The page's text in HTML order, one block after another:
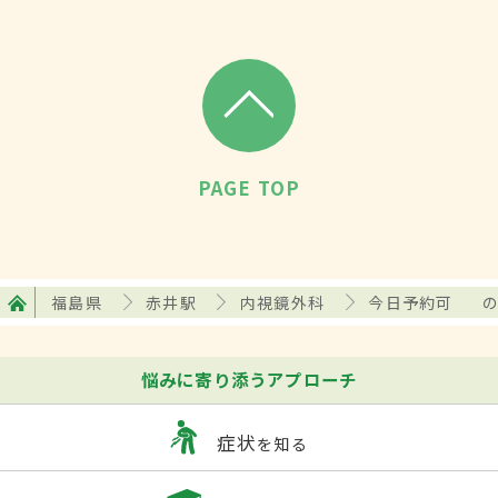
PAGE TOP
福島県 赤井駅 内視鏡外科 今日予約可
悩みに寄り添うアプローチ
症状を知る